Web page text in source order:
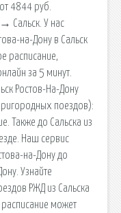
4844 руб.
Сальск. У нас
на-Дону в Сальск
расписание,
за 5 минут.
Ростов-На-Дону
поездов):
Также до Сальска из
Наш сервис
на-Дону до
Узнайте
РЖД из Сальска
расписание может